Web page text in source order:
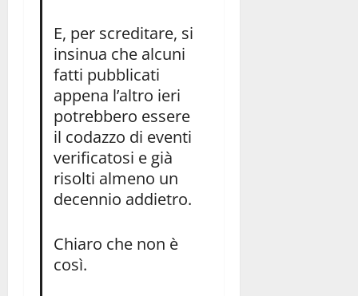
E, per screditare, si
insinua che alcuni
fatti pubblicati
appena l’altro ieri
potrebbero essere
il codazzo di eventi
verificatosi e già
risolti almeno un
decennio addietro.
Chiaro che non è
così.